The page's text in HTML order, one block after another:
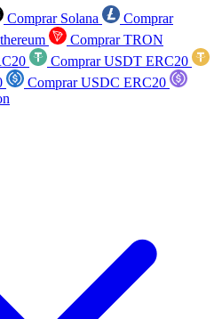
Comprar Solana
Comprar
Comprar TRON
Comprar USDT ERC20
Comprar USDC ERC20